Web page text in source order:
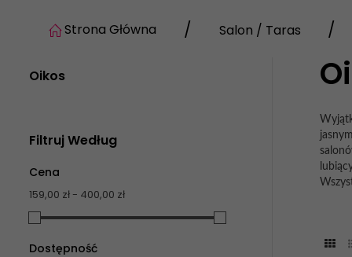
Strona Główna Salon / Taras
Oikos
Filtruj Według
Cena
159,00 zł - 400,00 zł
Dostępność